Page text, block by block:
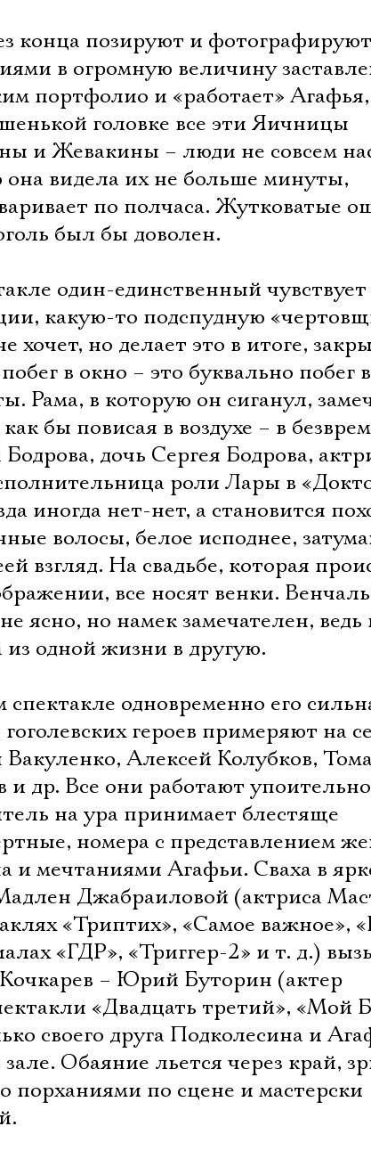
конца позируют и
в огромную величину
портфолио и «работает»
головке все эти Яичницы
и Жевакины – люди не совсем
видела их не больше минуты,
по полчаса. Жутковатые
был бы доволен.
один-единственный чувствует
какую-то подспудную
хочет, но делает это в итоге,
в окно – это буквально побег
Рама, в которую он сиганул,
бы повисая в воздухе – в
дочь Сергея Бодрова,
роли Лары в
иногда нет-нет, а становится
волосы, белое исподнее,
взгляд. На свадьбе, которая
все носят венки.
ясно, но намек замечателен, ведь
из одной жизни в другую.
одновременно его
героев примеряют на
Алексей Колубков,
др. Все они работают
на ура принимает блестяще
номера с представлением
и мечтаниями Агафьи. Сваха в
Джабраиловой (актриса
«Триптих», «Самое важное»,
«ГДР», «Триггер-2» и т. д.)
Кочкарев – Юрий Буторин (актер
«Двадцать третий», «Мой
своего друга Подколесина и
Обаяние льется через край,
порханиями по сцене и мастерски
Имя
Ознакомиться